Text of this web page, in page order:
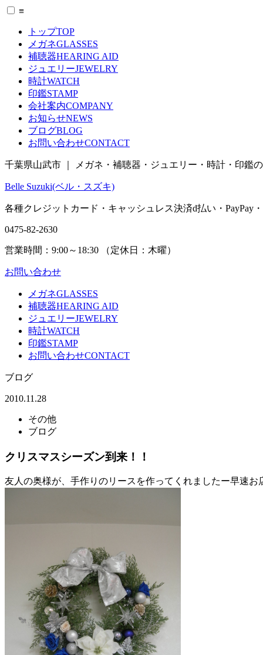
≡
トップTOP
メガネGLASSES
補聴器HEARING AID
ジュエリーJEWELRY
時計WATCH
印鑑STAMP
会社案内COMPANY
お知らせNEWS
ブログBLOG
お問い合わせCONTACT
千葉県山武市 ｜ メガネ・補聴器・ジュエリー・時計・印鑑
Belle Suzuki(ベル・スズキ)
各種クレジットカード・キャッシュレス決済d払い ・ PayPay ・
0475-82-2630
営業時間： 9:00～18:30 （定休日： 木曜）
お問い合わせ
メガネGLASSES
補聴器HEARING AID
ジュエリーJEWELRY
時計WATCH
印鑑STAMP
お問い合わせCONTACT
ブログ
2010.11.28
その他
ブログ
クリスマスシーズン到来！！
友人の奥様が、手作りのリースを作ってくれましたー早速お